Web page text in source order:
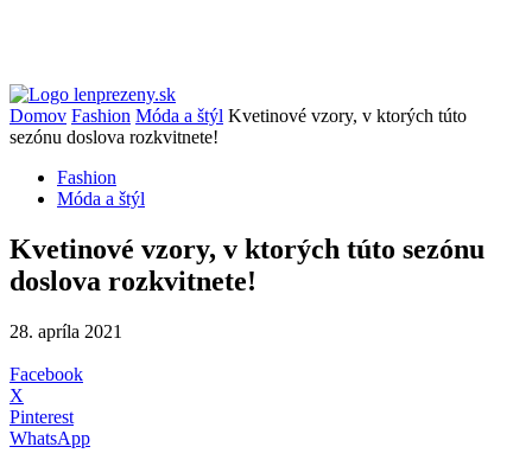
Domov Fashion Móda a štýl Kvetinové vzory, v ktorých túto
sezónu doslova rozkvitnete!
Fashion
Móda a štýl
Kvetinové vzory, v ktorých túto sezónu
doslova rozkvitnete!
28. apríla 2021
Facebook
X
Pinterest
WhatsApp